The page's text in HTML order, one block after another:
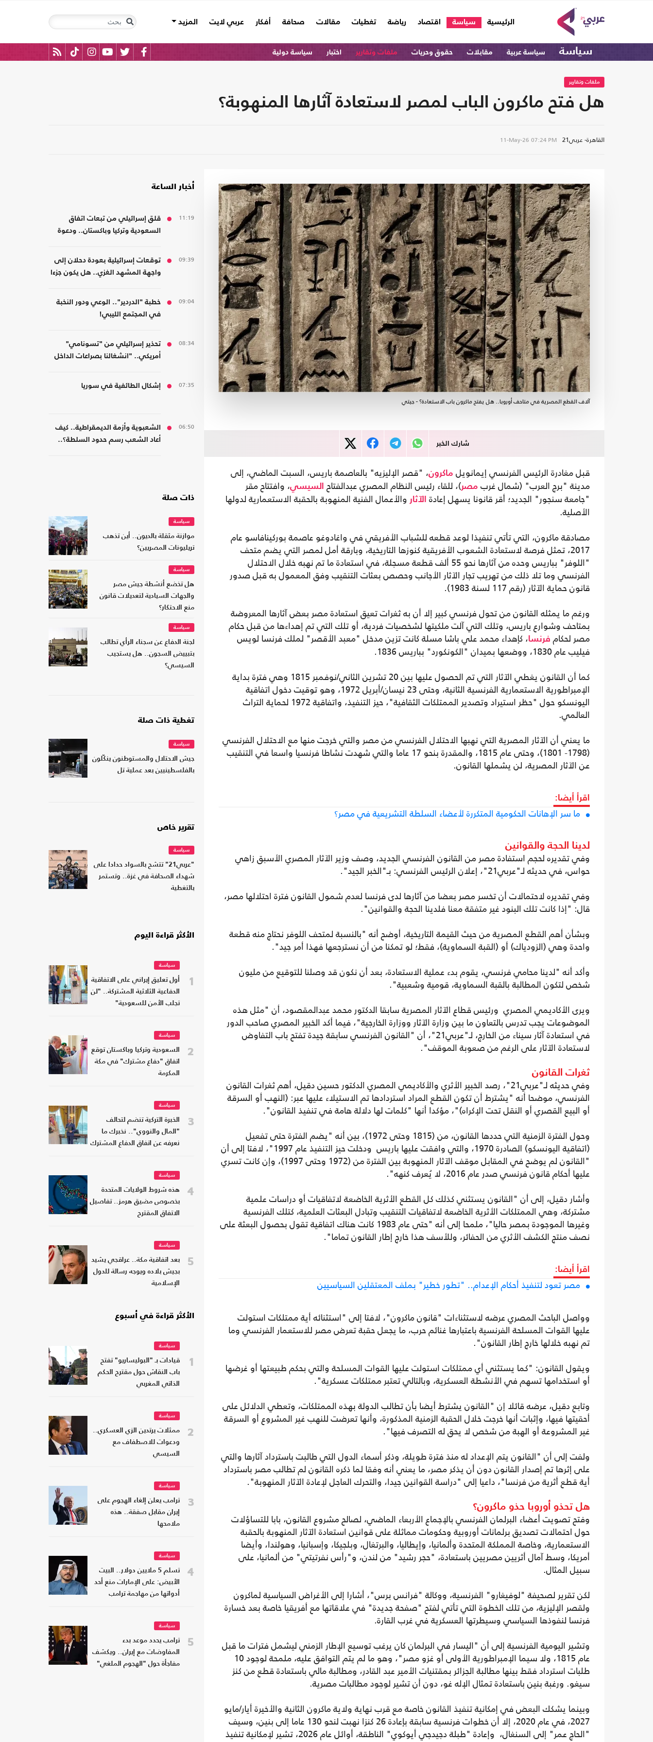
الرئيسية
(current) سياسة اقتصاد رياضة تغطيات مقالات صحافة أفكار عربي لايت المزيد
سياسة سياسة عربية مقابلات حقوق وحريات ملفات وتقارير اختبار سياسة دولية
ملفات وتقارير
هل فتح ماكرون الباب لمصر لاستعادة آثارها المنهوبة؟
القاهرة- عربي21 11-May-26 07:24 PM
آلاف القطع المصرية في متاحف أوروبا.. هل يفتح ماكرون باب الاستعادة؟ - جيتي
شارك الخبر
قبل مغادرة الرئيس الفرنسي إيمانويل ماكرون، "قصر الإليزيه" بالعاصمة باريس، السبت الماضي، إلى
مدينة "برج العرب" (شمال غرب مصر)، للقاء رئيس النظام المصري عبدالفتاح السيسي، وافتتاح مقر
"جامعة سنجور" الجديد؛ أقر قانونا يسهل إعادة
الآثار والأعمال الفنية المنهوبة بالحقبة الاستعمارية لدولها
الأصلية.
مصادقة ماكرون، التي تأتي تنفيذا لوعد قطعه للشباب الأفريقي في واغادوغو عاصمة بوركينافاسو عام
2017، تمثل فرصة لاستعادة الشعوب الأفريقية كنوزها التاريخية، وبارقة أمل لمصر التي يضم متحف
"اللوفر" بباريس وحده من آثارها نحو 55 ألف قطعة مسجلة، في استعادة ما تم نهبه خلال الاحتلال
الفرنسي وما تلا ذلك من تهريب تجار الآثار الأجانب وحصص بعثات التنقيب وفق المعمول به قبل صدور
قانون حماية الآثار (رقم 117 لسنة 1983).
ورغم ما يمثله القانون من تحول فرنسي كبير إلا أن به ثغرات تعيق استعادة مصر بعض آثارها المعروضة
بمتاحف وشوارع باريس، وتلك التي آلت ملكيتها لشخصيات فردية، أو تلك التي تم إهداءها من قبل حكام
مصر لحكام فرنسا، كإهداء محمد علي باشا مسلة كانت تزين مدخل "معبد الأقصر" لملك فرنسا لويس
فيليب عام 1830، ووضعها بميدان "الكونكورد" بباريس 1836.
كما أن القانون يغطي الآثار التي تم الحصول عليها بين 20 تشرين الثاني/نوفمبر 1815 وهي فترة بداية
الإمبراطورية الاستعمارية الفرنسية الثانية، وحتى 23 نيسان/أبريل 1972، وهو توقيت دخول اتفاقية
اليونسكو حول "حظر استيراد وتصدير الممتلكات الثقافية"، حيز التنفيذ، واتفاقية 1972 لحماية التراث
العالمي.
ما يعني أن الآثار المصرية التي نهبها الاحتلال الفرنسي من مصر والتي خرجت منها مع الاحتلال الفرنسي
(1798- 1801)، وحتى عام 1815، والمقدرة بنحو 17 عاما والتي شهدت نشاطا فرنسيا واسعا في التنقيب
عن الآثار المصرية، لن يشملها القانون.
اقرأ أيضا:
ما سر الإهانات الحكومية المتكررة لأعضاء السلطة التشريعية في مصر؟
لدينا الحجة والقوانين
وفي تقديره لحجم استفادة مصر من القانون الفرنسي الجديد، وصف وزير الآثار المصري الأسبق زاهي
حواس، في حديثه لـ"عربي21"، إعلان الرئيس الفرنسي: بـ"الخبر الجيد".
وفي تقديره لاحتمالات أن تخسر مصر بعضا من آثارها لدى فرنسا لعدم شمول القانون فترة احتلالها مصر،
قال: "إذا كانت تلك البنود غير متفقة معنا فلدينا الحجة والقوانين".
وبشأن أهم القطع المصرية من حيث القيمة التاريخية، أوضح أنه "بالنسبة لمتحف اللوفر نحتاج منه قطعة
واحدة وهي (الزودياك) أو (القبة السماوية)، فقط؛ لو تمكنا من أن نسترجعها فهذا أمر جيد".
وأكد أنه "لدينا محامي فرنسي، يقوم بدء عملية الاستعادة، بعد أن نكون قد وصلنا للتوقيع من مليون
شخص لتكون المطالبة بالقبة السماوية، قومية وشعبية".
ويرى الأكاديمي المصري ورئيس قطاع الآثار المصرية سابقا الدكتور محمد عبدالمقصود، أن "مثل هذه
الموضوعات يجب تدرس بالتعاون ما بين وزارة الآثار ووزارة الخارجية"، فيما أكد الخبير المصري صاحب الدور
في استعادة آثار سيناء من الخارج، لـ"عربي21"، أن "القانون الفرنسي سابقة جيدة تفتح باب التفاوض
لاستعادة الآثار على الرغم من صعوبة الموقف".
ثغرات القانون
وفي حديثه لـ"عربي21"، رصد الخبير الأثري والأكاديمي المصري الدكتور حسين دقيل، أهم ثغرات القانون
الفرنسي، موضحا أنه "يشترط أن تكون القطع المراد استردادها تم الاستيلاء عليها عبر: (النهب أو السرقة
أو البيع القصري أو النقل تحت الإكراه)"، مؤكدا أنها "كلمات لها دلالة هامة في تنفيذ القانون".
وحول الفترة الزمنية التي حددها القانون، من (1815 وحتى 1972)، بين أنه "يضم الفترة حتى تفعيل
(اتفاقية اليونسكو) الصادرة 1970، والتي وافقت عليها باريس ودخلت حيز التنفيذ عام 1997"، لافتا إلى أن
"القانون لم يوضح في المقابل موقف الآثار المنهوبة بين الفترة من (1972 وحتى 1997)، وإن كانت تسري
عليها أحكام قانون فرنسي صدر عام 2016، لا يُعرف كنهه".
وأشار دقيل، إلى أن "القانون يستثني كذلك كل القطع الأثرية الخاضعة لاتفاقيات أو دراسات علمية
مشتركة، وهي الممتلكات الأثرية الخاضعة لاتفاقيات التنقيب وتبادل البعثات العلمية، كتلك الفرنسية
وغيرها الموجودة بمصر حاليا"، ملمحا إلى أنه "حتى عام 1983 كانت هناك اتفاقية تقول بحصول البعثة على
نصف منتج الكشف الأثري من الحفائر، وللأسف هذا خارج إطار القانون تماما".
اقرأ أيضا:
مصر تعود لتنفيذ أحكام الإعدام.. "تطور خطير" بملف المعتقلين السياسيين
وواصل الباحث المصري عرضه لاستثناءات "قانون ماكرون"، لافتا إلى "استثنائه أية ممتلكات استولت
عليها القوات المسلحة الفرنسية باعتبارها غنائم حرب، ما يجعل حقبة تعرض مصر للاستعمار الفرنسي وما
تم نهبه خلالها خارج إطار القانون".
ويقول القانون: "كما يستثني أي ممتلكات استولت عليها القوات المسلحة والتي بحكم طبيعتها أو غرضها
أو استخدامها تسهم في الأنشطة العسكرية، وبالتالي تعتبر ممتلكات عسكرية".
وتابع دقيل، عرضه قائلا إن "القانون يشترط أيضا بأن تطالب الدولة بهذه الممتلكات، وتعطي الدلائل على
أحقيتها فيها، وإثبات أنها خرجت خلال الحقبة الزمنية المذكورة، وأنها تعرضت للنهب غير المشروع أو السرقة
غير المشروعة أو الهبة من شخص لا يحق له التصرف فيها".
ولفت إلى أن "القانون يتم الإعداد له منذ فترة طويلة، وذكر أسماء الدول التي طالبت باسترداد آثارها والتي
على إثرها تم إصدار القانون دون أن يذكر مصر، ما يعني أنه وفقا لما ذكره القانون لم تطالب مصر باسترداد
أية قطع أثرية من فرنسا"، داعيا إلى "دراسة القوانين جيدا، والتحرك العاجل لإعادة الآثار المنهوبة".
هل تحذو أوروبا حذو ماكرون؟
وفتح تصويت أعضاء البرلمان الفرنسي بالإجماع الأربعاء الماضي، لصالح مشروع القانون، بابا للتساؤلات
حول احتمالات تصديق برلمانات أوروبية وحكومات مماثلة على قوانين استعادة الآثار المنهوبة بالحقبة
الاستعمارية، وخاصة المملكة المتحدة وألمانيا، وإيطاليا، والبرتغال، وبلجيكا، وإسبانيا، وهولندا، وأيضا
أمريكا، وسط آمال أثريين مصريين باستعادة، "حجر رشيد" من لندن، و"رأس نفرتيتي" من ألمانيا، على
سبيل المثال.
لكن تقرير لصحيفة "لوفيغارو" الفرنسية، ووكالة "فرانس برس"، أشارا إلى الأغراض السياسية لماكرون
ولقصر الإليزية، من تلك الخطوة التي تأتي لفتح "صفحة جديدة" في علاقاتها مع أفريقيا خاصة بعد خسارة
فرنسا لنفوذها السياسي وسيطرتها العسكرية في غرب القارة.
وتشير اليومية الفرنسية إلى أن "اليسار في البرلمان كان يرغب توسيع الإطار الزمني ليشمل فترات ما قبل
عام 1815، ولا سيما الإمبراطورية الأولى أو غزو مصر"، وهو ما لم يتم التوافق عليه، ملمحة لوجود 10
طلبات استرداد فقط بينها مطالبة الجزائر بمقتنيات الأمير عبد القادر، ومطالبة مالي باستعادة قطع من كنز
سيغو. ورغبة بنين باستعادة تمثال الإله غو، دون أن تشير لوجود مطالبات مصرية.
وبينما يشكك البعض في إمكانية تنفيذ القانون خاصة مع قرب نهاية ولاية ماكرون الثانية والأخيرة أيار/مايو
2027، في عام 2020، إلا أن خطوات فرنسية سابقة بإعادة 26 كنزا نهبت لنحو 130 عاما إلى بنين، وسيف
"الحاج عمر" إلى السنغال، وإعادة "طبلة دجيدجي أيوكوي" الناطقة، أوائل عام 2026، تشير لإمكانية تنفيذ
أخبار الساعة
11:19
قلق إسرائيلي من تبعات اتفاق
السعودية وتركيا وباكستان.. ودعوة
09:39
توقعات إسرائيلية بعودة دحلان إلى
واجهة المشهد الغزي.. هل يكون جزءا
09:04
خطبة "الدردير".. الوعي ودور النخبة
في المجتمع الليبي!
08:34
تحذير إسرائيلي من "تسونامي"
أمريكي.. "انشغالنا بصراعات الداخل
07:35 إشكال الطائفية في سوريا
06:50
الشعبوية وأزمة الديمقراطية.. كيف
أعاد الشعب رسم حدود السلطة؟..
ذات صلة
سياسة
موازنة مثقلة بالديون.. أين تذهب
تريليونات المصريين؟
سياسة
هل تخضع أنشطة جيش مصر
والجهات السيادية لتعديلات قانون
منع الاحتكار؟
سياسة
لجنة الدفاع عن سجناء الرأي تطالب
بتبييض السجون.. هل يستجيب
السيسي؟
تغطية ذات صلة
سياسة
جيش الاحتلال والمستوطنون ينكّلون
بالفلسطينيين بعد عملية تل
تقرير خاص
سياسة
"عربي21" تتشح بالسواد حدادا على
شهداء الصحافة في غزة.. وتستمر
بالتغطية
الأكثر قراءة اليوم
1
سياسة
أول تعليق إيراني على الاتفاقية
الدفاعية الثلاثية المشتركة.. "لن
تجلب الأمن للسعودية"
2
سياسة
السعودية وتركيا وباكستان توقع
اتفاق "دفاع مشترك" في مكة
المكرمة
3
سياسة
الخبرة التركية تنضم لتحالف
"المال والنووي".. نخبرك ما
نعرفه عن اتفاق الدفاع المشترك
4
سياسة
هذه شروط الولايات المتحدة
بخصوص مضيق هرمز.. تفاصيل
الاتفاق المقترح
5
سياسة
بعد اتفاقية مكة.. عراقجي يشيد
بجيش بلاده ويوجه رسالة للدول
الإسلامية
الأكثر قراءة في أسبوع
1
سياسة
قيادات بـ "البوليساريو" تفتح
باب النقاش حول مقترح الحكم
الذاتي المغربي
2
سياسة
ممثلات يرتدين الزي العسكري..
ودعوات للاصطفاف مع
السيسي
3
سياسة
ترامب يعلن إلغاء الهجوم على
إيران مقابل صفقة.. هذه
ملامحها
4
سياسة
تسلم 5 ملايين دولار.. البيت
الأبيض: على الإمارات منع أحد
أدواتها من مهاجمة ترامب
5
سياسة
ترامب يحدد موعد بدء
المفاوضات مع إيران.. ويكشف
مفاجأة حول "الهجوم الملغي"